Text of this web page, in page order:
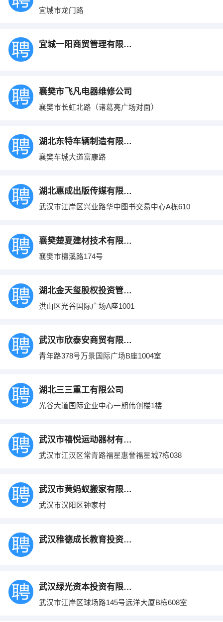
宜城市龙门路
宜城一阳商贸管理有限公司
襄樊市飞凡电器维修公司
襄樊市长虹北路（诸葛亮广场对面）
湖北东特车辆制造有限公司
襄樊车城大道富康路
湖北惠成出版传媒有限公司
武汉市江岸区兴业路华中图书交易中心A栋610
襄樊楚夏建材技术有限公司
襄樊市檀溪路174号
湖北金天玺股权投资管理有限责任公司
洪山区光谷国际广场A座1001
武汉市欣泰安商贸有限公司
青年路378号万景国际广场B座1004室
湖北三三重工有限公司
光谷大道国际企业中心一期伟创楼1楼
武汉市禧悦运动器材有限公司
武汉市江汉区常青路福星惠誉福星城7栋038
武汉市黄蚂蚁搬家有限公司
武汉市汉阳区钟家村
武汉稚德成长教育投资管理有限责任公司
武汉绿光资本投资有限公司
武汉市江岸区球场路145号远洋大厦B栋608室